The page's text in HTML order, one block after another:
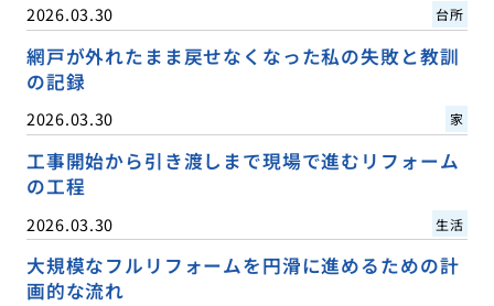
2026.03.30 台所
網戸が外れたまま戻せなくなった私の失敗と教訓
の記録
2026.03.30 家
工事開始から引き渡しまで現場で進むリフォーム
の工程
2026.03.30 生活
大規模なフルリフォームを円滑に進めるための計
画的な流れ